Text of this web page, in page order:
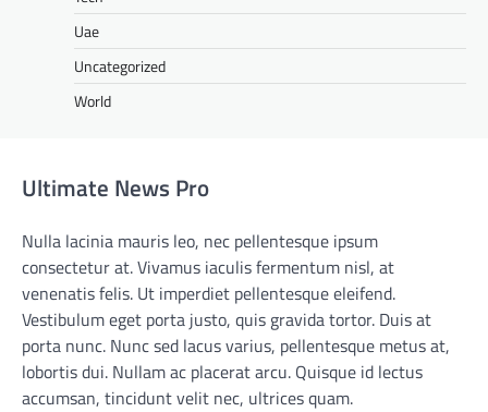
Uae
Uncategorized
World
Ultimate News Pro
Nulla lacinia mauris leo, nec pellentesque ipsum
consectetur at. Vivamus iaculis fermentum nisl, at
venenatis felis. Ut imperdiet pellentesque eleifend.
Vestibulum eget porta justo, quis gravida tortor. Duis at
porta nunc. Nunc sed lacus varius, pellentesque metus at,
lobortis dui. Nullam ac placerat arcu. Quisque id lectus
accumsan, tincidunt velit nec, ultrices quam.